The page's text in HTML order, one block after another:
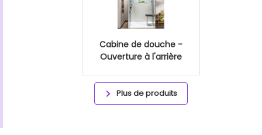
Cabine de douche -
Ouverture à l'arrière
Plus de produits